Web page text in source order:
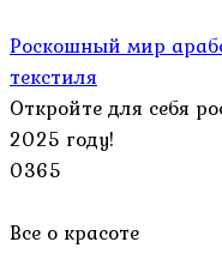
Роскошный мир
текстиля
Откройте для себя
2025 году!
0365
Все о красоте